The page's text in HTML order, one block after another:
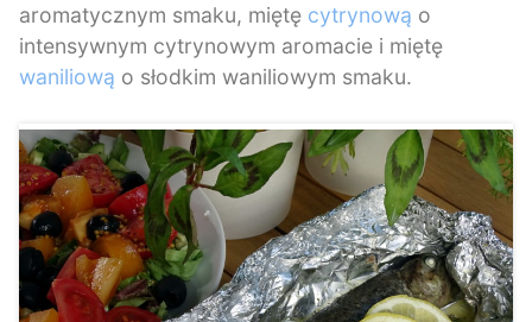
aromatycznym smaku, miętę cytrynową o
intensywnym cytrynowym aromacie i miętę
waniliową o słodkim waniliowym smaku.